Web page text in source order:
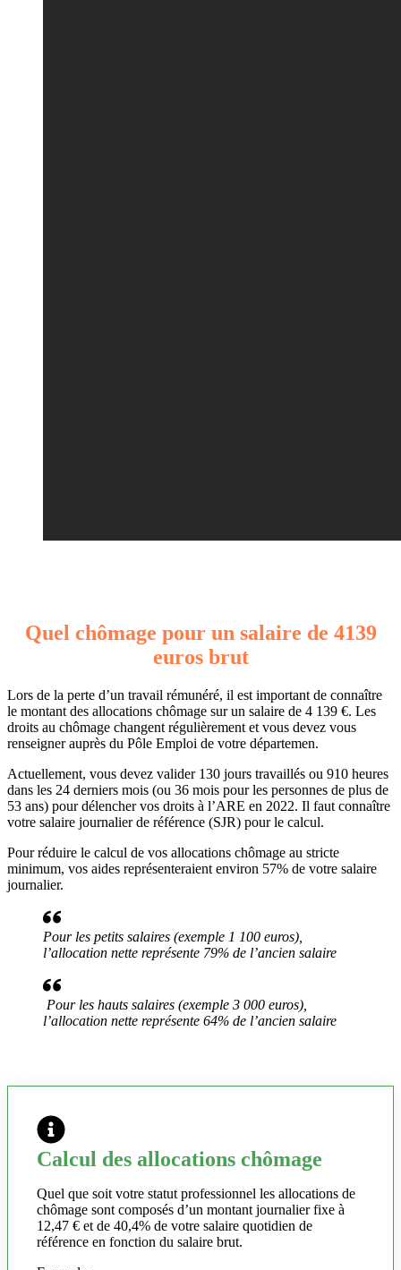
Quel chômage pour un salaire de 4139
euros brut
Lors de la perte d’un travail rémunéré, il est important de connaître
le montant des allocations chômage sur un salaire de 4 139 €. Les
droits au chômage changent régulièrement et vous devez vous
renseigner auprès du Pôle Emploi de votre départemen.
Actuellement, vous devez valider 130 jours travaillés ou 910 heures
dans les 24 derniers mois (ou 36 mois pour les personnes de plus de
53 ans) pour délencher vos droits à l’ARE en 2022. Il faut connaître
votre salaire journalier de référence (SJR) pour le calcul.
Pour réduire le calcul de vos allocations chômage au stricte
minimum, vos aides représenteraient environ 57% de votre salaire
journalier.
Pour les petits salaires (exemple 1 100 euros),
l’allocation nette représente 79% de l’ancien salaire
Pour les hauts salaires (exemple 3 000 euros),
l’allocation nette représente 64% de l’ancien salaire
Calcul des allocations chômage
Quel que soit votre statut professionnel les allocations de
chômage sont composés d’un montant journalier fixe à
12,47 € et de 40,4% de votre salaire quotidien de
référence en fonction du salaire brut.